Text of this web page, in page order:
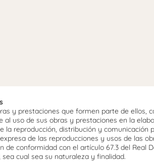
y prestaciones que formen parte de ellos,
uso de sus obras y prestaciones en la
la reproducción, distribución y
de las reproducciones y usos de las
conformidad con el artículo 67.3 del Real
cual sea su naturaleza y finalidad.